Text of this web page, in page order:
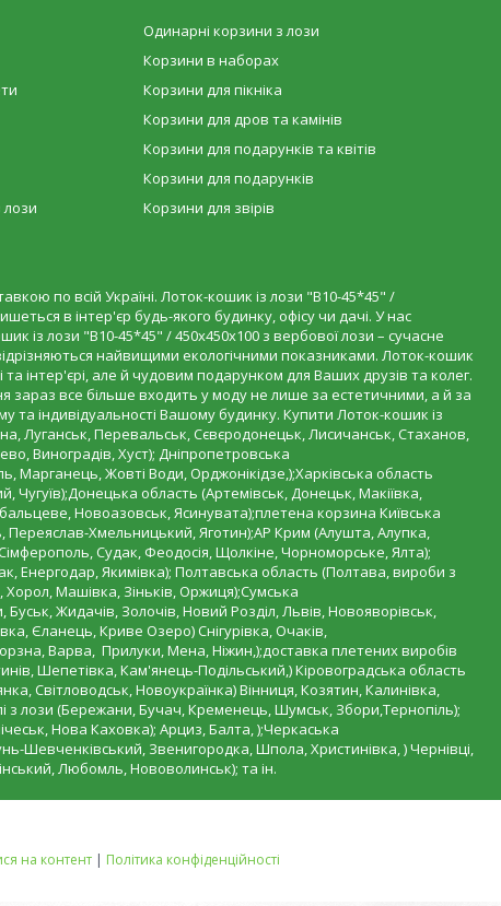
лози
Одинарні корзини з лози
Корзини в наборах
Корзини для пікніка
Корзини для дров та камінів
Корзини для подарунків та квітів
Корзини для подарунків
Корзини для звірів
по всій Україні. Лоток-кошик із лози "В10-45*45" /
в інтер'єр будь-якого будинку, офісу чи дачі. У нас
із лози "В10-45*45" / 450х450х100 з вербової лози – сучасне
найвищими екологічними показниками. Лоток-кошик
інтер'єрі, але й чудовим подарунком для Ваших друзів та колег.
зараз все більше входить у моду не лише за естетичними, а й за
та індивідуальності Вашому будинку. Купити Лоток-кошик із
Луганськ, Перевальськ, Сєвєродонецьк, Лисичанськ, Стаханов,
Виноградів, Хуст); Дніпропетровська
Марганець, Жовті Води, Орджонікідзе,);Харківська область
Чугуїв);Донецька область (Артемівськ, Донецьк, Макіївка,
Новоазовськ, Ясинувата);плетена корзина Київська
Переяслав-Хмельницький, Яготин);АР Крим (Алушта, Алупка,
Судак, Феодосія, Щолкіне, Чорноморське, Ялта);
Енергодар, Якимівка); Полтавська область (Полтава, вироби з
Машівка, Зіньків, Оржиця);Сумська
Жидачів, Золочів, Новий Розділ, Львів, Новояворівськ,
Єланець, Криве Озеро) Снігурівка, Очаків,
Варва, Прилуки, Мена, Ніжин,);доставка плетених виробів
Шепетівка, Кам'янець-Подільський,) Кіровоградська область
Світловодськ, Новоукраїнка) Вінниця, Козятин, Калинівка,
з лози (Бережани, Бучач, Кременець, Шумськ, Збори,Тернопіль);
Нова Каховка); Арциз, Балта, );Черкаська
Шевченківський, Звенигородка, Шпола, Христинівка, ) Чернівці,
Любомль, Нововолинськ); та ін.
на контент | Політика конфіденційності